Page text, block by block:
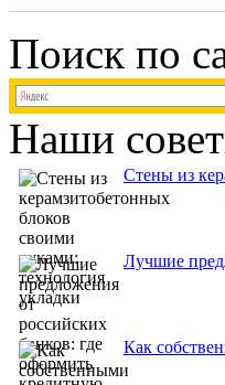
Поиск по
Наши
Стены из
Лучшие
Как